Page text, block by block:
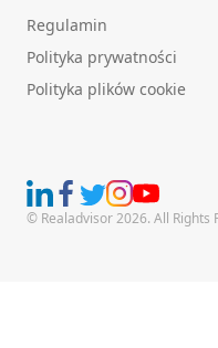
Regulamin
Polityka prywatności
Polityka plików cookie
© Realadvisor 2026. All Rights